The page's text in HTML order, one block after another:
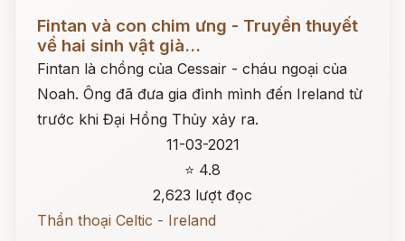
Fintan và con chim ưng - Truyền thuyết
về hai sinh vật già...
Fintan là chồng của Cessair - cháu ngoại của
Noah. Ông đã đưa gia đình mình đến Ireland từ
trước khi Đại Hồng Thủy xảy ra.
11-03-2021
⭐ 4.8
2,623 lượt đọc
Thần thoại Celtic - Ireland